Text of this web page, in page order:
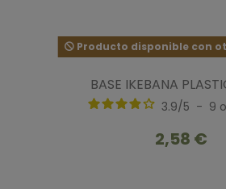
Producto disponible con
BASE IKEBANA
3.9/5 - 9
2,58 €